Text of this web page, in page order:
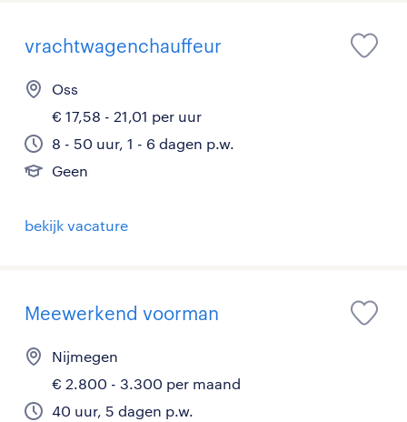
vrachtwagenchauffeur
Oss
€ 17,58 - 21,01 per uur
8 - 50 uur, 1 - 6 dagen p.w.
Geen
bekijk vacature
Meewerkend voorman
Nijmegen
€ 2.800 - 3.300 per maand
40 uur, 5 dagen p.w.